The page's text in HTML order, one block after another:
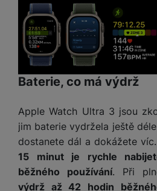
é
y
M
ik
f
o
n
y
ysl
u
š
e
n
st
ví
r
o
M
a
c
D
d
is
k
y
S
D
k
y
P
u
š
e
n
s
t
í
p
r
o
l
e
u
s
v
o
u
s
v
í
p
r
s
o
t
ř
e
b
Baterie, co má výdrž
Apple Watch Ultra 3 jsou
jim baterie vydržela ještě
dostanete dál a dokážete
15 minut je rychle
běžného používání. Při
výdrž až 42 hodin